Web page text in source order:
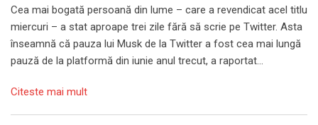
Cea mai bogată persoană din lume – care a revendicat acel titlu
miercuri – a stat aproape trei zile fără să scrie pe Twitter. Asta
înseamnă că pauza lui Musk de la Twitter a fost cea mai lungă
pauză de la platformă din iunie anul trecut, a raportat…
Citeste mai mult